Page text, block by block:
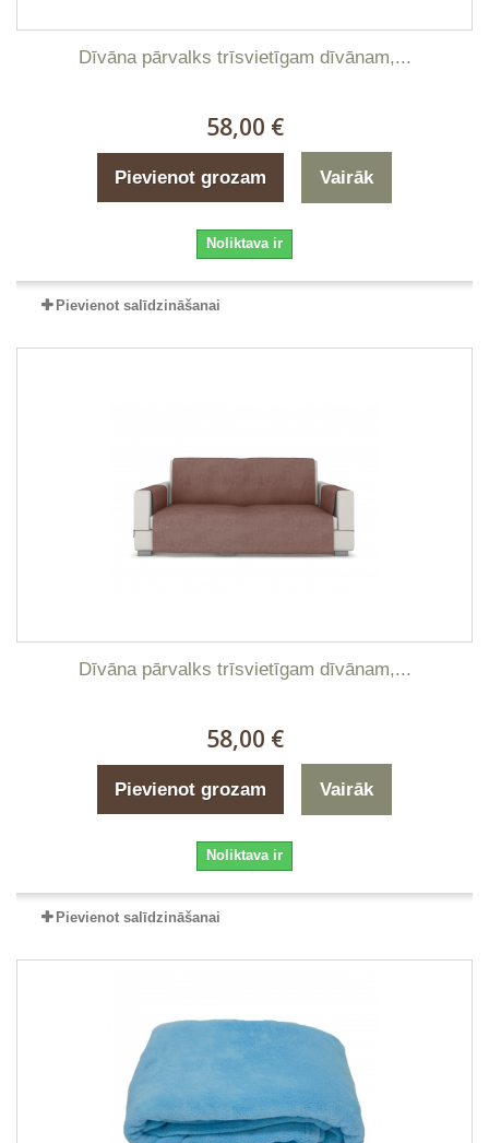
Dīvāna pārvalks trīsvietīgam dīvānam,...
58,00 €
Pievienot grozam Vairāk
Noliktava ir
Pievienot salīdzināšanai
Dīvāna pārvalks trīsvietīgam dīvānam,...
58,00 €
Pievienot grozam Vairāk
Noliktava ir
Pievienot salīdzināšanai